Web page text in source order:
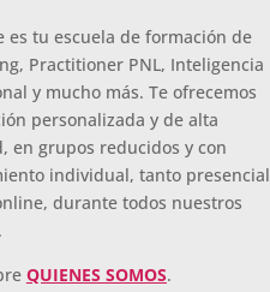
es tu escuela de formación de
Practitioner PNL, Inteligencia
y mucho más. Te ofrecemos
personalizada y de alta
en grupos reducidos y con
individual, tanto presencial
durante todos nuestros
QUIENES SOMOS.